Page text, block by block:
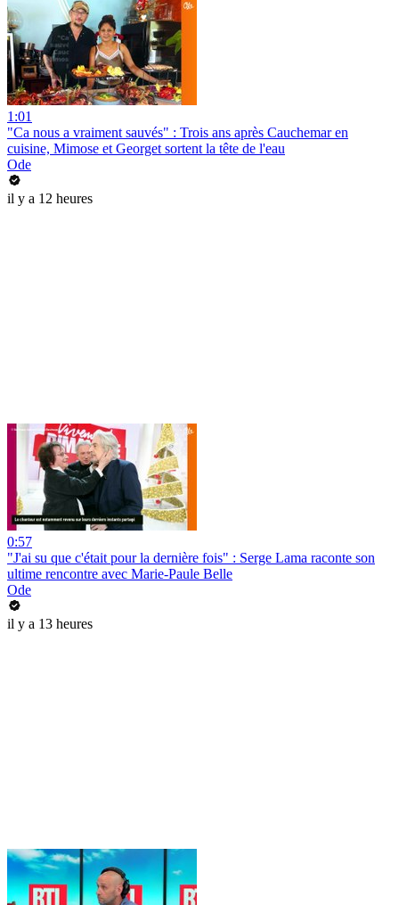
1:01
"Ca nous a vraiment sauvés" : Trois ans après Cauchemar en
cuisine, Mimose et Georget sortent la tête de l'eau
Ode
il y a 12 heures
0:57
"J'ai su que c'était pour la dernière fois" : Serge Lama raconte son
ultime rencontre avec Marie-Paule Belle
Ode
il y a 13 heures